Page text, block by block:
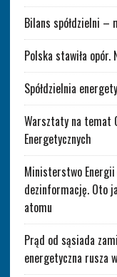
Bilans spółdzielni –
Polska stawiła opór.
Spółdzielnia
Warsztaty na temat
Energetycznych
Ministerstwo
dezinformację. Oto
atomu
Prąd od sąsiada
energetyczna rusza